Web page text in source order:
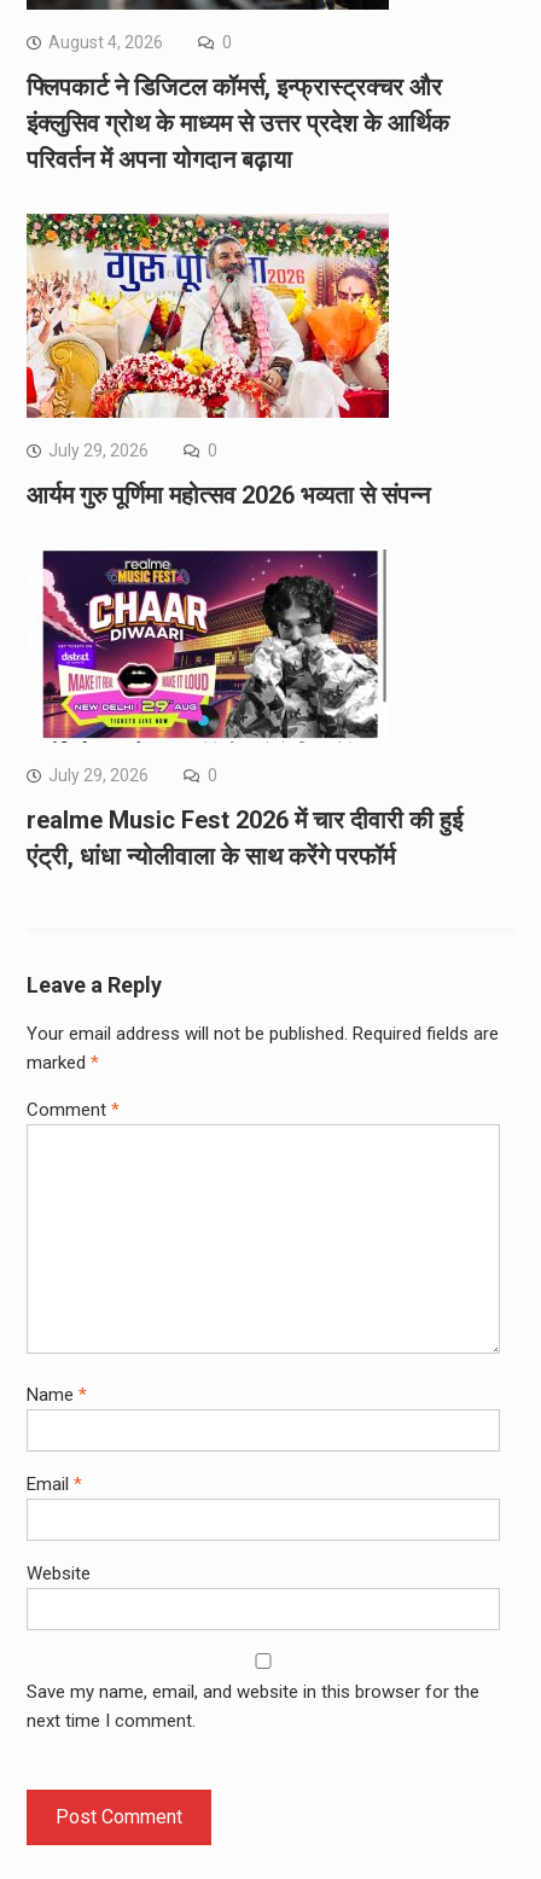
August 4, 2026 0
फ्लिपकार्ट ने डिजिटल कॉमर्स, इन्फ्रास्ट्रक्चर और
इंक्लुसिव ग्रोथ के माध्यम से उत्तर प्रदेश के आर्थिक
परिवर्तन में अपना योगदान बढ़ाया
July 29, 2026 0
आर्यम गुरु पूर्णिमा महोत्सव 2026 भव्यता से संपन्न
July 29, 2026 0
realme Music Fest 2026 में चार दीवारी की हुई
एंट्री, धांधा न्योलीवाला के साथ करेंगे परफॉर्म
Leave a Reply
Your email address will not be published. Required fields are
marked *
Comment *
Name *
Email *
Website
Save my name, email, and website in this browser for the
next time I comment.